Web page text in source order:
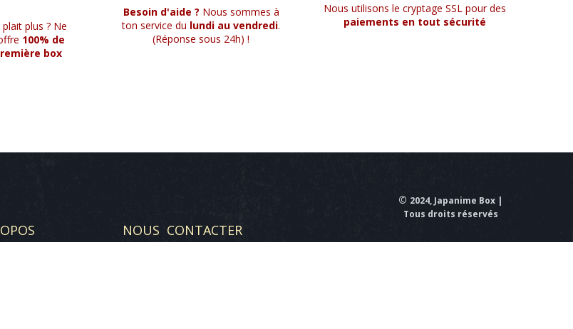
plus ? Ne
100% de
box
Besoin d'aide ? Nous sommes à
ton service du lundi au vendredi.
(Réponse sous 24h) !
Nous utilisons le cryptage SSL pour des
paiements en tout sécurité
NOUS CONTACTER
© 2024, Japanime Box |
Tous droits réservés